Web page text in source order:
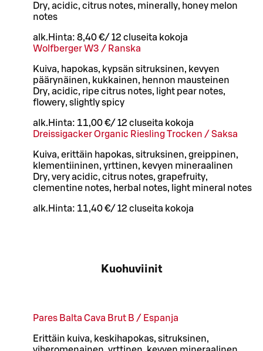
Dry, acidic, citrus notes, minerally, honey melon
notes
alk. Hinta: 8,40 €/ 12 cl useita kokoja
Wolfberger W3 / Ranska
Kuiva, hapokas, kypsän sitruksinen, kevyen
päärynäinen, kukkainen, hennon mausteinen
Dry, acidic, ripe citrus notes, light pear notes,
flowery, slightly spicy
alk. Hinta: 11,00 €/ 12 cl useita kokoja
Dreissigacker Organic Riesling Trocken / Saksa
Kuiva, erittäin hapokas, sitruksinen, greippinen,
klementiininen, yrttinen, kevyen mineraalinen
Dry, very acidic, citrus notes, grapefruity,
clementine notes, herbal notes, light mineral notes
alk. Hinta: 11,40 €/ 12 cl useita kokoja
Kuohuviinit
Pares Balta Cava Brut B / Espanja
Erittäin kuiva, keskihapokas, sitruksinen,